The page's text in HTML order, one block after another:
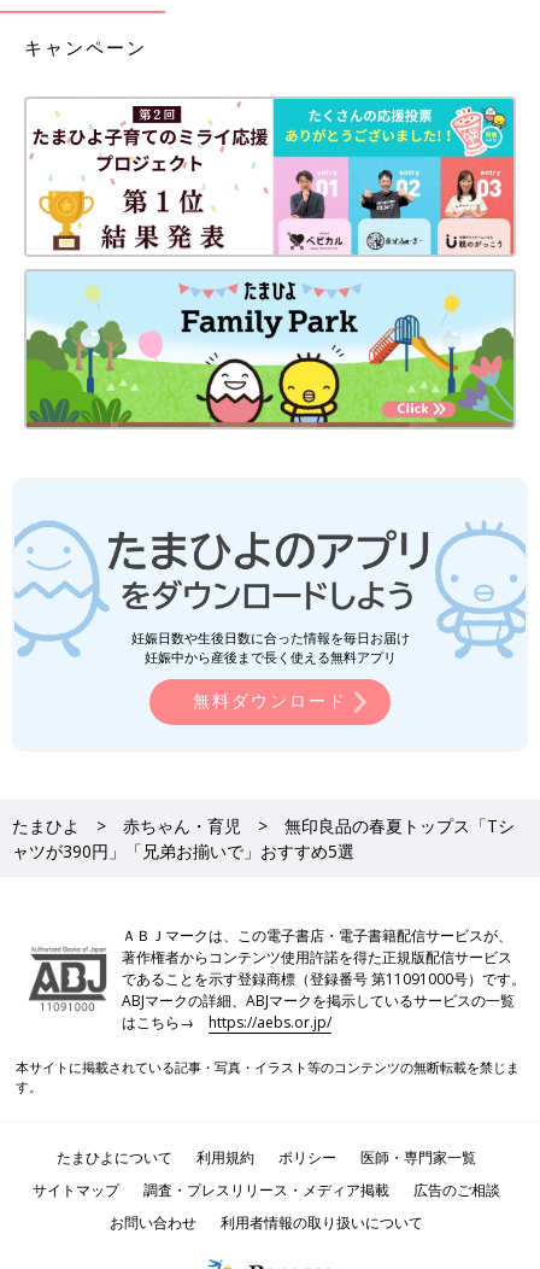
キャンペーン
妊娠日数や生後日数に合った情報を毎日お届け
妊娠中から産後まで長く使える無料アプリ
無料ダウンロード
たまひよ 赤ちゃん・育児
無印良品の春夏トップス「Tシ
ャツが390円」「兄弟お揃いで」おすすめ5選
ＡＢＪマークは、この電子書店・電子書籍配信サービスが、
著作権者からコンテンツ使用許諾を得た正規版配信サービス
であることを示す登録商標（登録番号 第11091000号）です。
ABJマークの詳細、ABJマークを掲示しているサービスの一覧
はこちら→https://aebs.or.jp/
本サイトに掲載されている記事・写真・イラスト等のコンテンツの無断転載を禁じま
す。
たまひよについて 利用規約 ポリシー
医師・専門家一覧
サイトマップ
調査・プレスリリース・メディア掲載
広告のご相談
お問い合わせ
利用者情報の取り扱いについて